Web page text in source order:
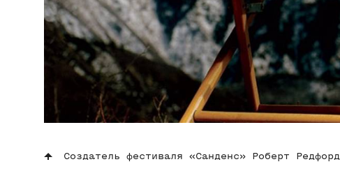
Создатель фестиваля «Санденс» Роберт Редфорд